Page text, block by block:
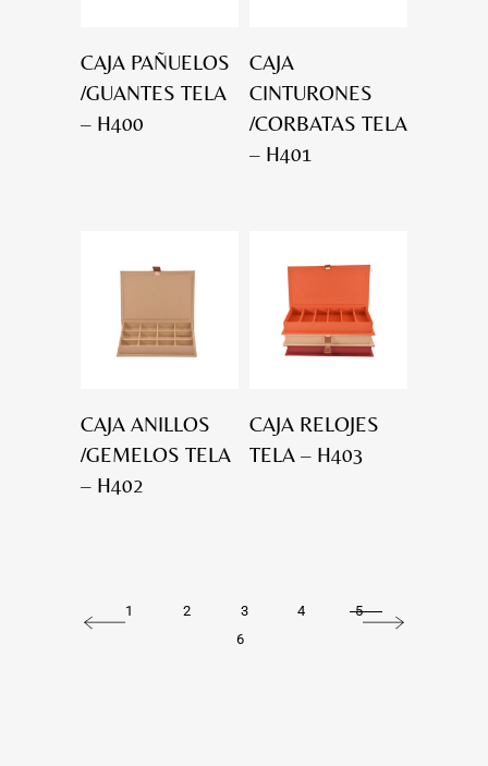
CAJA PAÑUELOS
/GUANTES TELA
– H400
CAJA
CINTURONES
/CORBATAS TELA
– H401
CAJA ANILLOS
/GEMELOS TELA
– H402
CAJA RELOJES
TELA – H403
1 2 3 4
5
6